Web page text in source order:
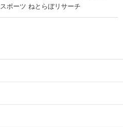
ポーツ ねとらぼリサーチ